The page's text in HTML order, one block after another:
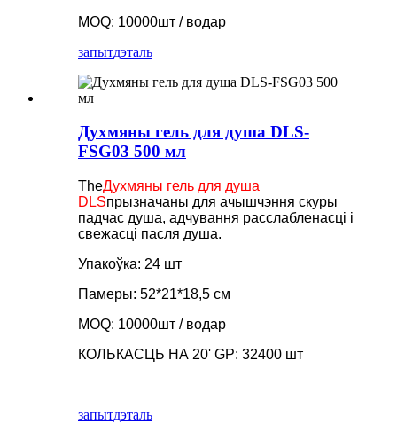
MOQ: 10000шт / водар
запытдэталь
Духмяны гель для душа DLS-
FSG03 500 мл
TheДухмяны гель для душа
DLSпрызначаны для ачышчэння скуры
падчас душа, адчування расслабленасці і
свежасці пасля душа.
Упакоўка: 24 шт
Памеры: 52*21*18,5 см
MOQ: 10000шт / водар
КОЛЬКАСЦЬ НА 20' GP: 32400 шт
запытдэталь